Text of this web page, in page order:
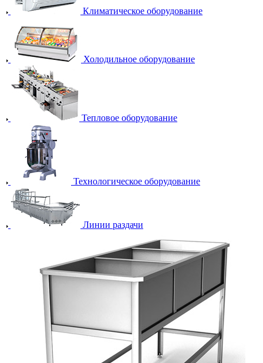
Климатическое оборудование
Холодильное оборудование
Тепловое оборудование
Технологическое оборудование
Линии раздачи